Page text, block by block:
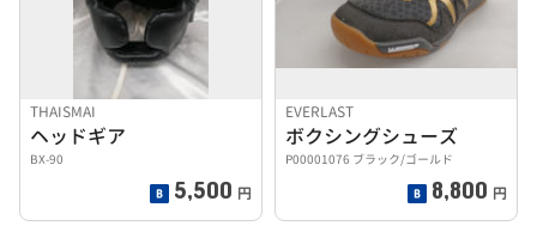
THAISMAI
ヘッドギア
BX-90
5,500 円
EVERLAST
ボクシングシューズ
P00001076 ブラック/ゴールド
8,800 円